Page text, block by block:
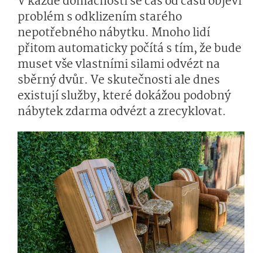
problém s odklizením starého
nepotřebného nábytku. Mnoho lidí
přitom automaticky počítá s tím, že bude
muset vše vlastními silami odvézt na
sběrný dvůr. Ve skutečnosti ale dnes
existují služby, které dokážou podobný
nábytek zdarma odvézt a zrecyklovat.